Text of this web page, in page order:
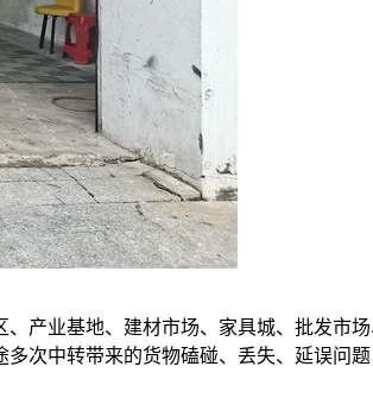
产业基地、建材市场、家具城、批发市
次中转带来的货物磕碰、丢失、延误问